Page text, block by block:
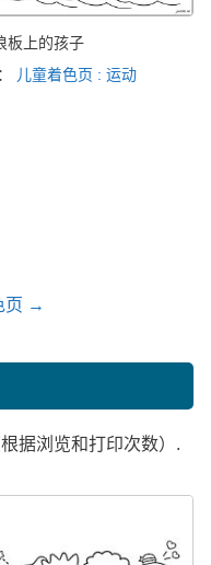
板上的孩子
儿童着色页 : 运动
页 →
据浏览和打印次数）.